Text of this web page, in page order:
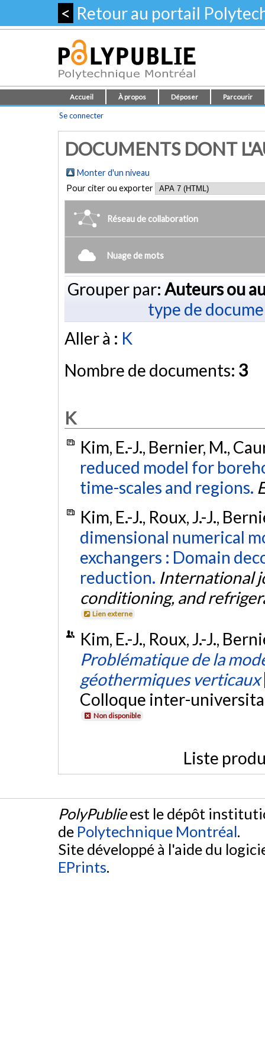
< Retour au portail
Accueil À propos Déposer Parcourir
Se connecter
DOCUMENTS DONT
Monter d'un niveau
Pour citer ou exporter
Réseau de collaboration
Nuage de mots
Grouper par: Auteurs ou
type de
Aller à : K
Nombre de documents: 3
K
Kim, E.-J., Bernier, M.,
reduced model for
time-scales and regions.
Kim, E.-J., Roux, J.-J.,
dimensional numerical
exchangers : Domain
reduction. International
conditioning, and
Lien externe
Kim, E.-J., Roux, J.-J.,
Problématique de la
géothermiques verticaux
Colloque inter-
Non disponible
Liste
PolyPublieest le dépôt
de Polytechnique Montréal.
Site développé à l'aide du
EPrints.